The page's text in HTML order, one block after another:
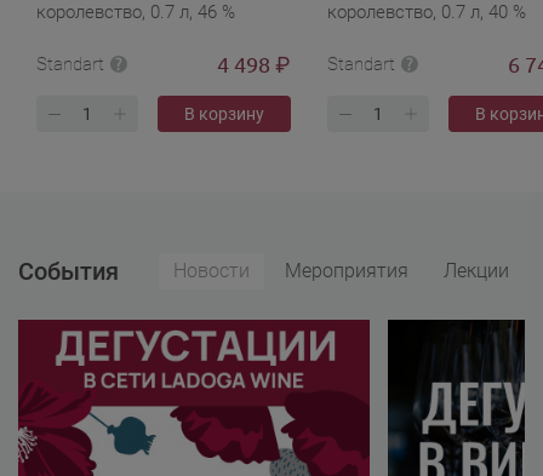
королевство, 0.7 л, 46 %
Standart 4 498 ₽
В корзину
королевство, 0.7 л, 40 %
Standart 6
В
События Новости Мероприятия Лекции